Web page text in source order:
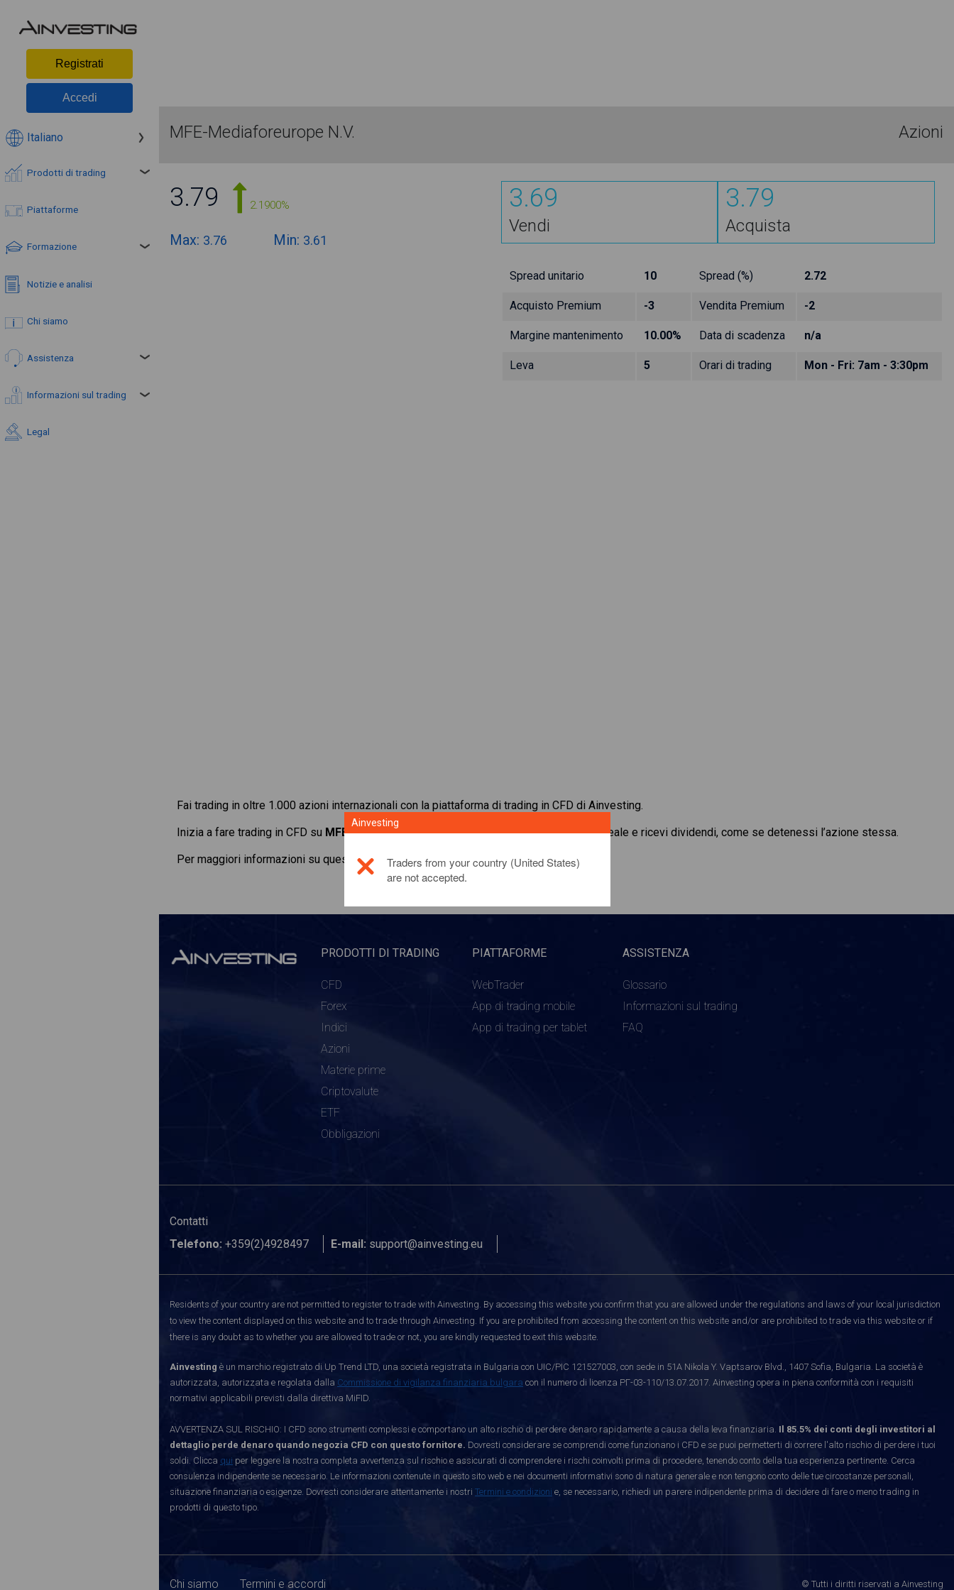
Registrati
Accedi
Italiano
Prodotti di trading
Piattaforme
Formazione
Notizie e analisi
Chi siamo
Assistenza
Informazioni sul trading
Legal
MFE-Mediaforeurope N.V. Azioni
3.79 2.1900%
Max: 3.76 Min: 3.61
3.69
Vendi
3.79
Acquista
Spread unitario 10 Spread (%) 2.72
Acquisto Premium -3 Vendita Premium -2
Margine mantenimento 10.00% Data di scadenza n/a
Leva 5 Orari di trading Mon - Fri: 7am - 3:30pm
Fai trading in oltre 1.000 azioni internazionali con la piattaforma di trading in CFD di Ainvesting.
Inizia a fare trading in CFD su MFE-Mediaforeurope N.V.. Ottieni quotazioni in tempo reale e ricevi dividendi, come se detenessi l’azione stessa.
Per maggiori informazioni su questo prodotto di investimento,fai clic qui
PRODOTTI DI TRADING
CFD
Forex
Indici
Azioni
Materie prime
Criptovalute
ETF
Obbligazioni
PIATTAFORME
WebTrader
App di trading mobile
App di trading per tablet
ASSISTENZA
Glossario
Informazioni sul trading
FAQ
Contatti
Telefono: +359(2)4928497 E-mail: support@ainvesting.eu
Residents of your country are not permitted to register to trade with Ainvesting. By accessing this website you confirm that you are allowed under the regulations and laws of your local jurisdiction
to view the content displayed on this website and to trade through Ainvesting. If you are prohibited from accessing the content on this website and/or are prohibited to trade via this website or if
there is any doubt as to whether you are allowed to trade or not, you are kindly requested to exit this website.
Ainvesting è un marchio registrato di Up Trend LTD, una società registrata in Bulgaria con UIC/PIC 121527003, con sede in 51A Nikola Y. Vaptsarov Blvd., 1407 Sofia, Bulgaria. La società è
autorizzata, autorizzata e regolata dalla Commissione di vigilanza finanziaria bulgara con il numero di licenza РГ-03-110/13.07.2017. Ainvesting opera in piena conformità con i requisiti
normativi applicabili previsti dalla direttiva MiFID.
AVVERTENZA SUL RISCHIO: I CFD sono strumenti complessi e comportano un alto rischio di perdere denaro rapidamente a causa della leva finanziaria. Il 85.5% dei conti degli investitori al
dettaglio perde denaro quando negozia CFD con questo fornitore. Dovresti considerare se comprendi come funzionano i CFD e se puoi permetterti di correre l'alto rischio di perdere i tuoi
soldi. Clicca qui per leggere la nostra completa avvertenza sul rischio e assicurati di comprendere i rischi coinvolti prima di procedere, tenendo conto della tua esperienza pertinente. Cerca
consulenza indipendente se necessario. Le informazioni contenute in questo sito web e nei documenti informativi sono di natura generale e non tengono conto delle tue circostanze personali,
situazione finanziaria o esigenze. Dovresti considerare attentamente i nostri Termini e condizioni e, se necessario, richiedi un parere indipendente prima di decidere di fare o meno trading in
prodotti di questo tipo.
Chi siamo Termini e accordi © Tutti i diritti riservati a Ainvesting
Ainvesting
Traders from your country (United States)
are not accepted.